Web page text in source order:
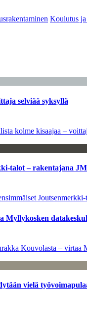
Koulutus
selviää syksyllä
kolme kisaajaa –
talot – rakentajana
Myllykosken
Kouvolasta – virtaa
vielä